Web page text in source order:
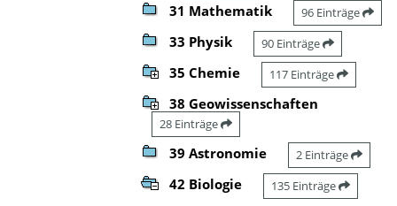
31 Mathematik 96 Einträge
33 Physik 90 Einträge
35 Chemie 117 Einträge
38 Geowissenschaften
28 Einträge
39 Astronomie 2 Einträge
42 Biologie 135 Einträge